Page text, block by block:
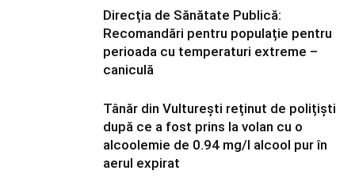
Direcția de Sănătate Publică:
Recomandări pentru populație pentru
perioada cu temperaturi extreme –
caniculă
Tânăr din Vulturești reținut de polițiști
după ce a fost prins la volan cu o
alcoolemie de 0.94 mg/l alcool pur în
aerul expirat